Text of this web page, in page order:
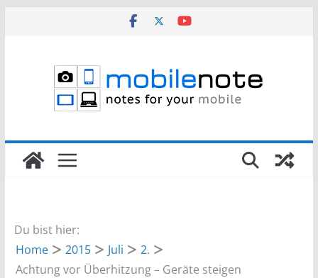
Du bist hier:
Home
2015 Juli
2.
Achtung vor Überhitzung – Geräte steigen